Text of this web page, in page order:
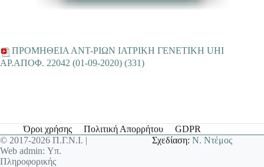
ΠΡΟΜΗΘΕΙΑ ΑΝΤ-ΡΙΩΝ ΙΑΤΡΙΚΗ ΓΕΝΕΤΙΚΗ UHI
ΑΡ.ΑΠΟΦ. 22042 (01-09-2020) (331)
Όροι χρήσης Πολιτική Απορρήτου
GDPR
© 2017-2026 Π.Γ.Ν.Ι. |
Web admin: Υπ.
Πληροφορικής
Σχεδίαση:Ν. Ντέμος